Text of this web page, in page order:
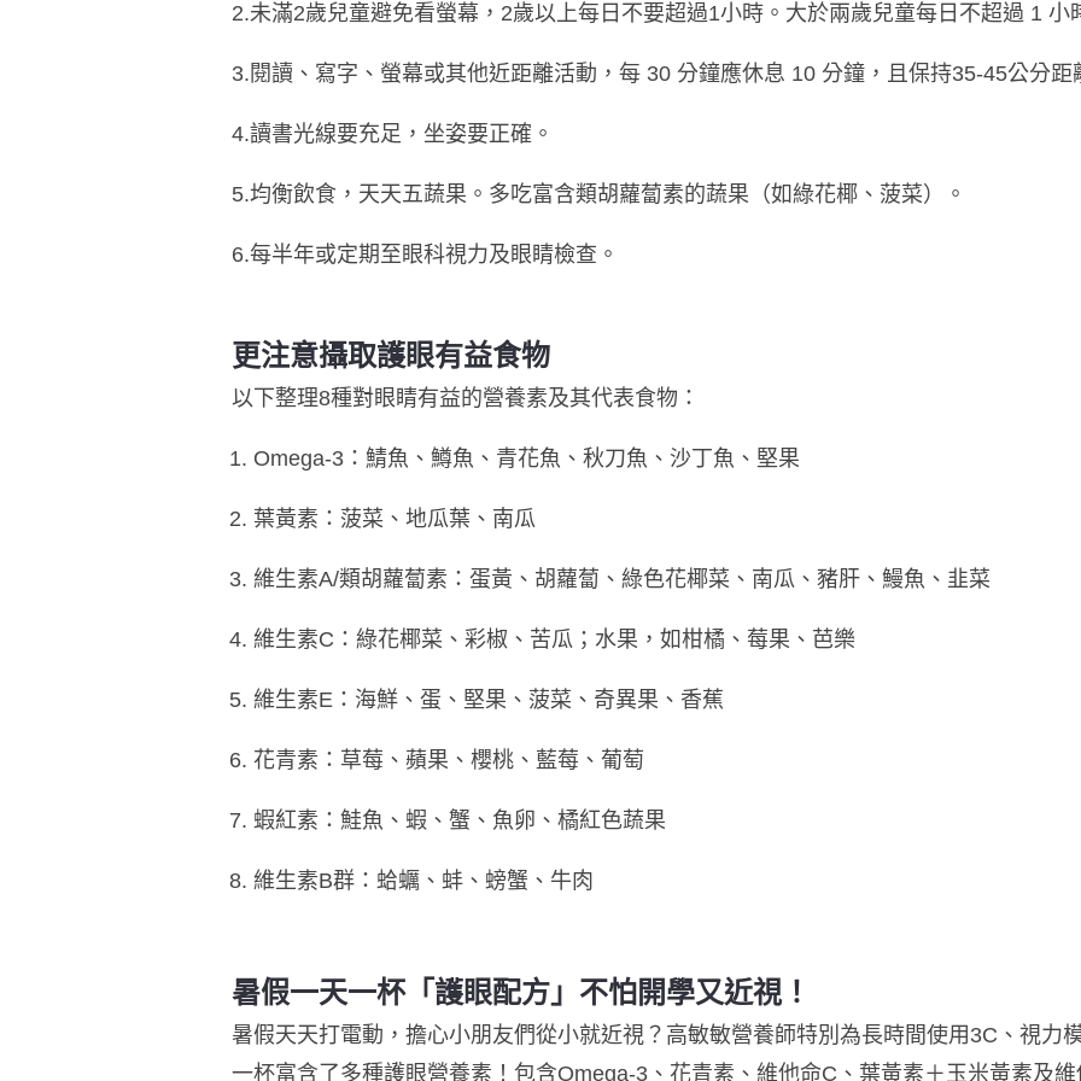
2.未滿2歲兒童避免看螢幕，2歲以上每日不要超過1小時。大於兩歲兒童每日不超過 1 小
3.閱讀、寫字、螢幕或其他近距離活動，每 30 分鐘應休息 10 分鐘，且保持35-45公分距
4.讀書光線要充足，坐姿要正確。
5.均衡飲食，天天五蔬果。多吃富含類胡蘿蔔素的蔬果（如綠花椰、菠菜）。
6.每半年或定期至眼科視力及眼睛檢查。
更注意攝取護眼有益食物
以下整理8種對眼睛有益的營養素及其代表食物：
Omega-3：鯖魚、鱒魚、青花魚、秋刀魚、沙丁魚、堅果
葉黃素：菠菜、地瓜葉、南瓜
維生素A/類胡蘿蔔素：蛋黃、胡蘿蔔、綠色花椰菜、南瓜、豬肝、鰻魚、韭菜
維生素C：綠花椰菜、彩椒、苦瓜；水果，如柑橘、莓果、芭樂
維生素E：海鮮、蛋、堅果、菠菜、奇異果、香蕉
花青素：草莓、蘋果、櫻桃、藍莓、葡萄
蝦紅素：鮭魚、蝦、蟹、魚卵、橘紅色蔬果
維生素B群：蛤蠣、蚌、螃蟹、牛肉
暑假一天一杯「護眼配方」不怕開學又近視！
暑假天天打電動，擔心小朋友們從小就近視？高敏敏營養師特別為長時間使用3C、視力
一杯富含了多種護眼營養素！包含Omega-3、花青素、維他命C、葉黃素＋玉米黃素及維